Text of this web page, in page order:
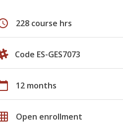
228 course hrs
Code ES-GES7073
12 months
Open enrollment